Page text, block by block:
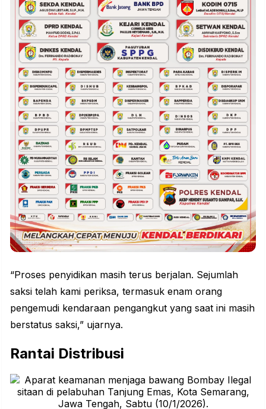
“Proses penyidikan masih terus berjalan. Sejumlah
saksi telah kami periksa, termasuk enam orang
pengemudi kendaraan pengangkut yang saat ini masih
berstatus saksi,” ujarnya.
Rantai Distribusi